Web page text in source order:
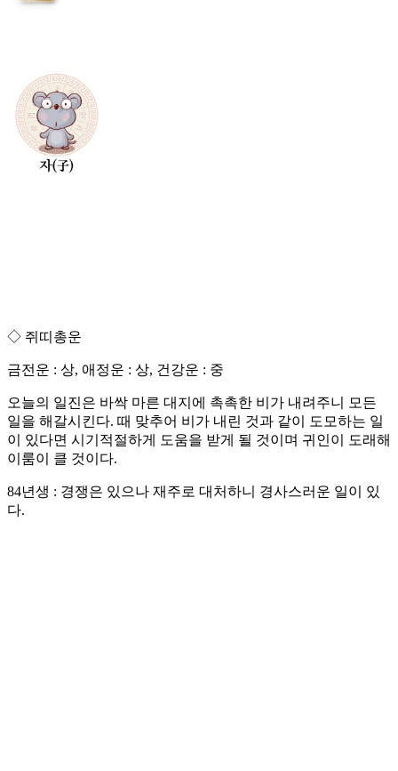
◇ 쥐띠총운
금전운 : 상, 애정운 : 상, 건강운 : 중
오늘의 일진은 바싹 마른 대지에 촉촉한 비가 내려주니 모든
일을 해갈시킨다. 때 맞추어 비가 내린 것과 같이 도모하는 일
이 있다면 시기적절하게 도움을 받게 될 것이며 귀인이 도래해
이룸이 클 것이다.
84년생 : 경쟁은 있으나 재주로 대처하니 경사스러운 일이 있
다.